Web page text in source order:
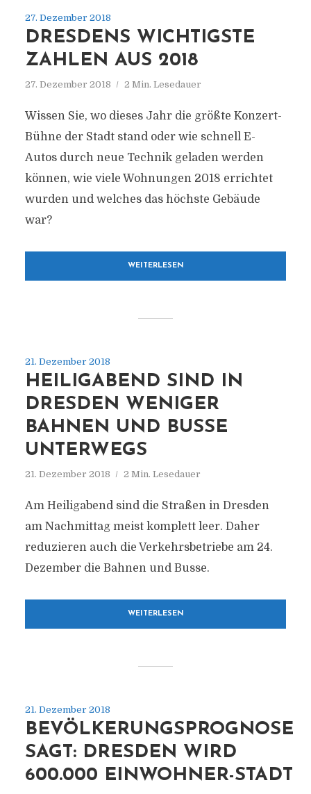
27. Dezember 2018
DRESDENS WICHTIGSTE
ZAHLEN AUS 2018
27. Dezember 2018 2 Min. Lesedauer
Wissen Sie, wo dieses Jahr die größte Konzert-
Bühne der Stadt stand oder wie schnell E-
Autos durch neue Technik geladen werden
können, wie viele Wohnungen 2018 errichtet
wurden und welches das höchste Gebäude
war?
WEITERLESEN
21. Dezember 2018
HEILIGABEND SIND IN
DRESDEN WENIGER
BAHNEN UND BUSSE
UNTERWEGS
21. Dezember 2018 2 Min. Lesedauer
Am Heiligabend sind die Straßen in Dresden
am Nachmittag meist komplett leer. Daher
reduzieren auch die Verkehrsbetriebe am 24.
Dezember die Bahnen und Busse.
WEITERLESEN
21. Dezember 2018
BEVÖLKERUNGSPROGNOSE
SAGT: DRESDEN WIRD
600.000 EINWOHNER-STADT